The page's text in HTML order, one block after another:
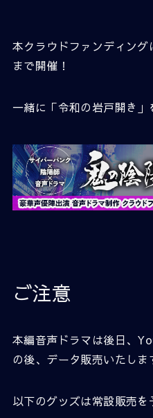
本クラウドファンディン
まで開催！
一緒に「令和の岩戸開き」
ご注意
本編音声ドラマは後日、
の後、データ販売いたしま
以下のグッズは常設販売を